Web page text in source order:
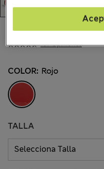
107 Opiniones
$77.99 Todos los precios
COLOR: Rojo
TALLA